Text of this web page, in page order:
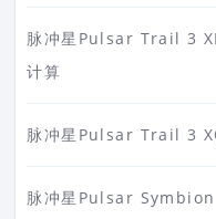
脉冲星Pulsar Trail 3
计算
脉冲星Pulsar Trail 3
脉冲星Pulsar Symbion